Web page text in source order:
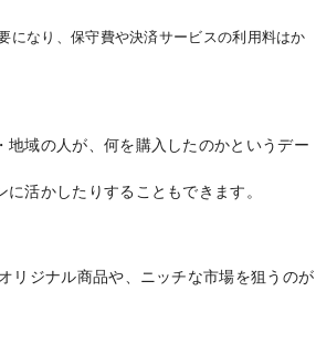
になり、保守費や決済サービスの利用料はか
域の人が、何を購入したのかというデー
活かしたりすることもできます。
リジナル商品や、ニッチな市場を狙うのが